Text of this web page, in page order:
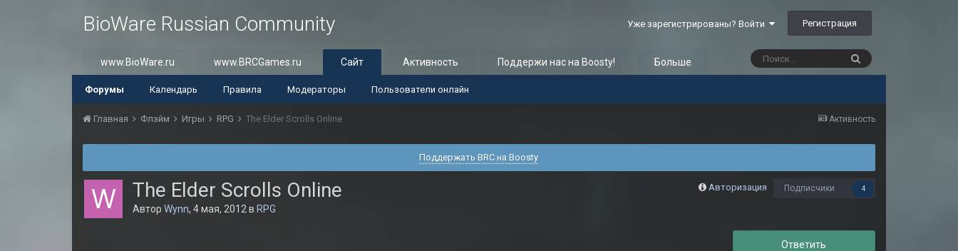
BioWare Russian Community Уже зарегистрированы? Войти Регистрация
www.BioWare.ru www.BRCGames.ru Сайт
Форумы Календарь Правила Модераторы Пользователи онлайн
Активность Поддержи нас на Boosty! Больше
Активность
Главная Флэйм Игры RPG The Elder Scrolls Online
Поддержать BRC на Boosty
Авторизация Подписчики 4
The Elder Scrolls Online
Автор Wynn, 4 мая, 2012 в RPG
Ответить